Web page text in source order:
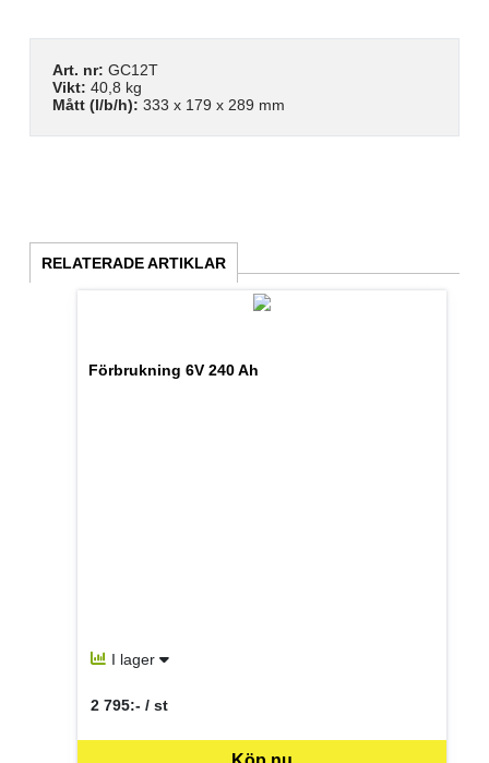
Art. nr: GC12T
Vikt: 40,8 kg
Mått (l/b/h): 333 x 179 x 289 mm
RELATERADE ARTIKLAR
Förbrukning 6V 240 Ah
I lager
2 795:- / st
SEK per ST